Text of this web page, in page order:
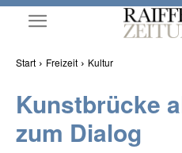
Start Freizeit Kultur
Kunstbrücke
zum Dialog